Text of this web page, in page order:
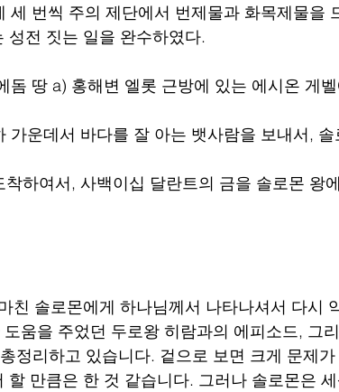
세 번씩 주의 제단에서 번제물과 화목제물을
성전 짓는 일을 완수하였다.
돔 땅 a) 홍해변 엘롯 근방에 있는 에시온 게
가운데서 바다를 잘 아는 뱃사람을 보내서,
하여서, 사백이십 달란트의 금을 솔로몬 왕
친 솔로몬에게 하나님께서 나타나셔서 다시
움을 주었던 두로왕 히람과의 에피소드, 그
정리하고 있습니다. 겉으로 보면 크게 문제
할 만큼은 한 것 같습니다. 그러나 솔로몬은